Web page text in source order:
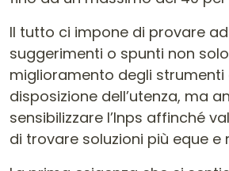
Il tutto ci impone di provare
suggerimenti o spunti non
miglioramento degli strumenti
disposizione dell’utenza, ma
sensibilizzare l’Inps affinché
di trovare soluzioni più eque e